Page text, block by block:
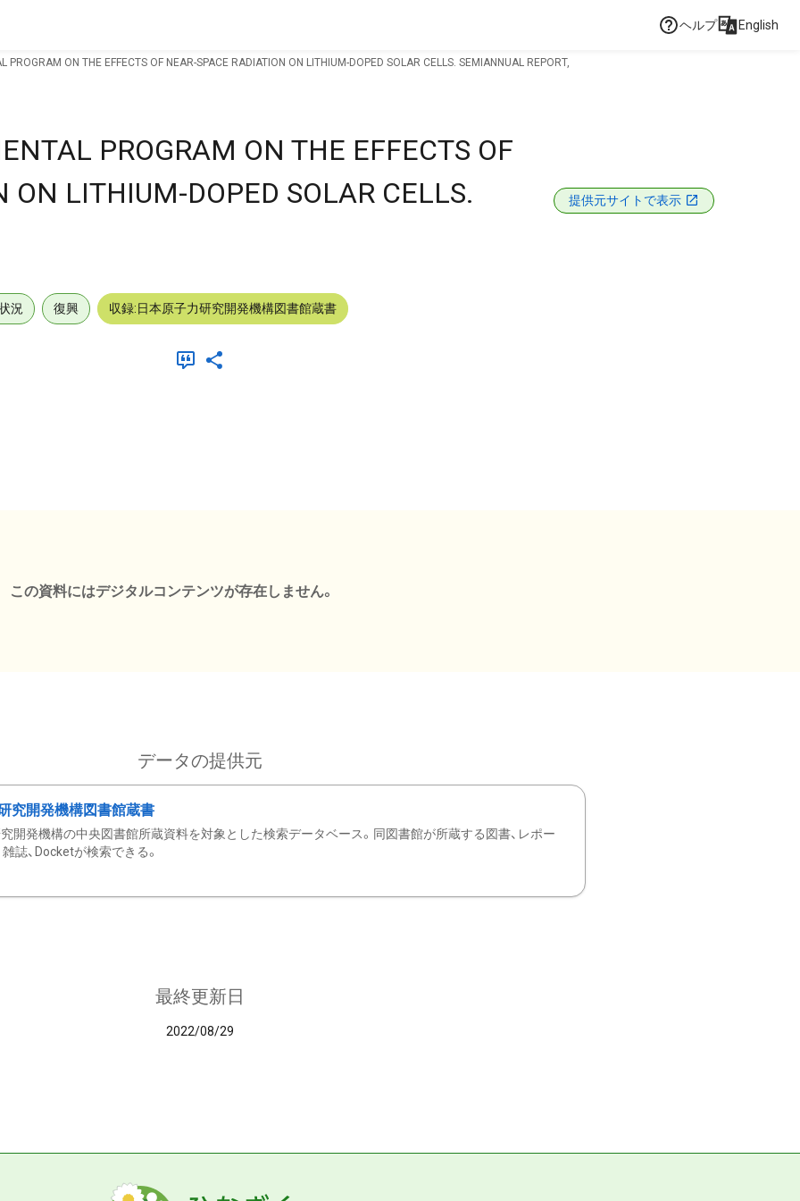
ヘルプ English
PROGRAM ON THE EFFECTS OF NEAR-SPACE RADIATION ON LITHIUM-DOPED SOLAR CELLS. SEMIANNUAL REPORT,
PROGRAM ON THE EFFECTS OF
ON LITHIUM-DOPED SOLAR CELLS.
提供元サイトで表示
況 復興 収録:日本原子力研究開発機構図書館蔵書
この資料にはデジタルコンテンツが存在しません。
データの提供元
究開発機構図書館蔵書
開発機構の中央図書館所蔵資料を対象とした検索データベース。同図書館が所蔵する図書、レポー
雑誌、Docketが検索できる。
最終更新日
2022/08/29